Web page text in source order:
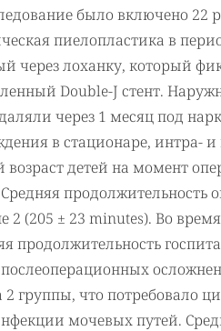
было включено 22
пиелопластика в
через лоханку, который
Double-J стент.
через 1 месяц под
в стационаре, интра-
возраст детей на момент
2 (205 ± 23 minutes). Во
продолжительность
2 группы, что потребовало
мочевых путей.